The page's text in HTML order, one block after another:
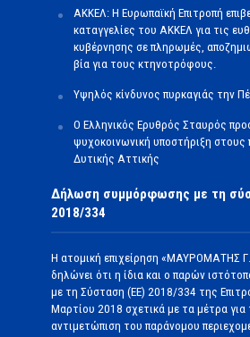
ΑΚΚΕΛ: Η Ευρωπαϊκή Επιτροπή
καταγγελίες του ΑΚΚΕΛ για τις
κυβέρνησης σε πληρωμές,
βία για τους κτηνοτρόφους.
Υψηλός κίνδυνος πυρκαγιάς την
Ο Ελληνικός Ερυθρός Σταυρός
ψυχοκοινωνική υποστήριξη
Δυτικής Αττικής
Δήλωση συμμόρφωσης με τη
2018/334
Η ατομική επιχείρηση «ΜΑΥΡΟΜΑΤΗΣ
δηλώνει ότι η ίδια και ο παρών
με τη Σύσταση (ΕΕ) 2018/334 της
Μαρτίου 2018 σχετικά με τα μέτρα για
αντιμετώπιση του παράνομου